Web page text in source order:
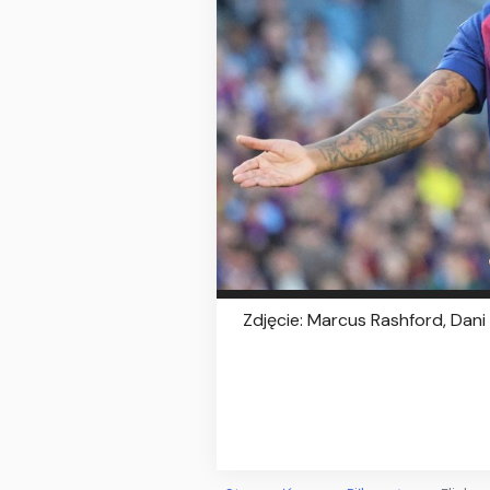
Zdjęcie: Marcus Rashford,